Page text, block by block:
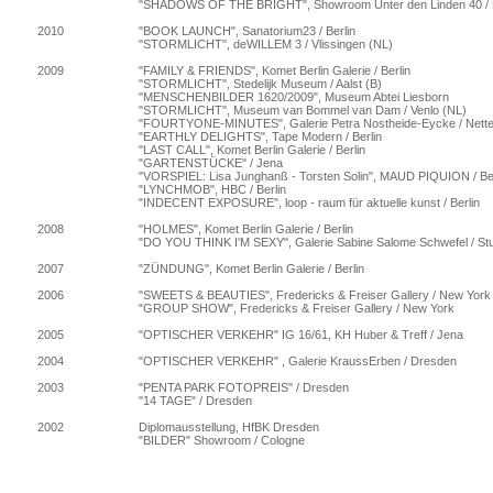
"SHADOWS OF THE BRIGHT", Showroom Unter den Linden 40 /
2010
"BOOK LAUNCH", Sanatorium23 / Berlin
"STORMLICHT", deWILLEM 3 / Vlissingen (NL)
2009
"FAMILY & FRIENDS", Komet Berlin Galerie / Berlin
"STORMLICHT", Stedelijk Museum / Aalst (B)
"MENSCHENBILDER 1620/2009", Museum Abtei Liesborn
"STORMLICHT", Museum van Bommel van Dam / Venlo (NL)
"FOURTYONE-MINUTES", Galerie Petra Nostheide-Eycke /
"EARTHLY DELIGHTS", Tape Modern / Berlin
"LAST CALL", Komet Berlin Galerie / Berlin
"GARTENSTÜCKE" / Jena
"VORSPIEL: Lisa Junghanß - Torsten Solin", MAUD PIQUION /
"LYNCHMOB", HBC / Berlin
"INDECENT EXPOSURE", loop - raum für aktuelle kunst / Berlin
2008
"HOLMES", Komet Berlin Galerie / Berlin
"DO YOU THINK I'M SEXY", Galerie Sabine Salome Schwefel /
2007
"ZÜNDUNG", Komet Berlin Galerie / Berlin
2006
"SWEETS & BEAUTIES", Fredericks & Freiser Gallery / New York
"GROUP SHOW", Fredericks & Freiser Gallery / New York
2005
"OPTISCHER VERKEHR" IG 16/61, KH Huber & Treff / Jena
2004
"OPTISCHER VERKEHR" , Galerie KraussErben / Dresden
2003
"PENTA PARK FOTOPREIS" / Dresden
"14 TAGE" / Dresden
2002
Diplomausstellung, HfBK Dresden
"BILDER" Showroom / Cologne